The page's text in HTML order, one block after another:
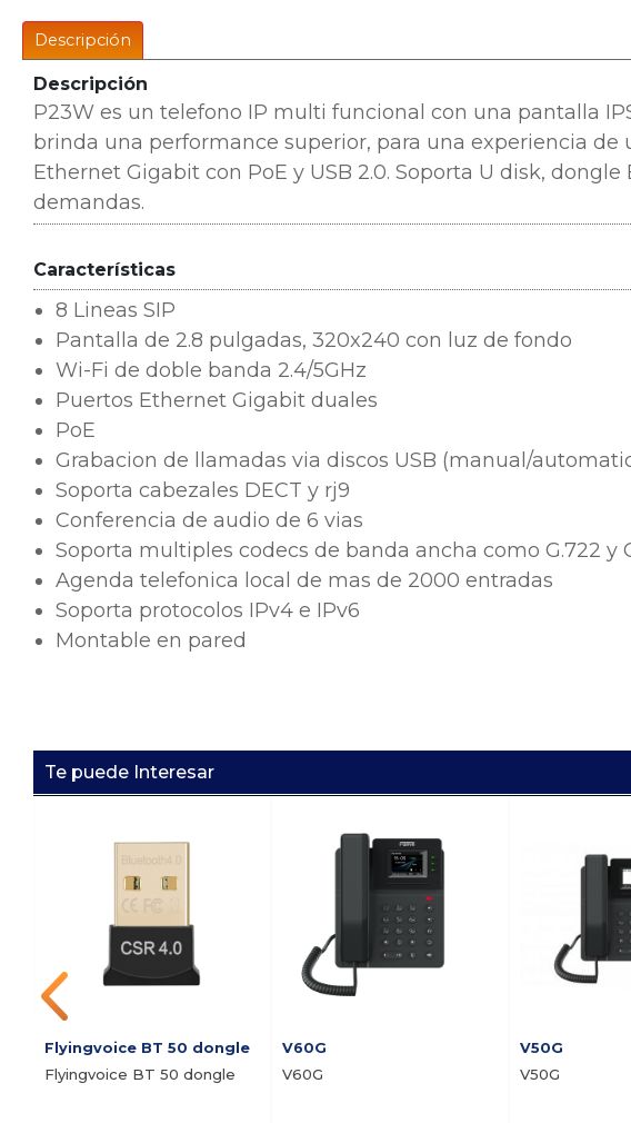
Descripción
Descripción
P23W es un telefono IP multi funcional con una pantalla
brinda una performance superior, para una experiencia de
Ethernet Gigabit con PoE y USB 2.0. Soporta U disk,
demandas.
Características
8 Lineas SIP
Pantalla de 2.8 pulgadas, 320x240 con luz de fondo
Wi-Fi de doble banda 2.4/5GHz
Puertos Ethernet Gigabit duales
PoE
Grabacion de llamadas via discos USB (manual/
Soporta cabezales DECT y rj9
Conferencia de audio de 6 vias
Soporta multiples codecs de banda ancha como G.722 y
Agenda telefonica local de mas de 2000 entradas
Soporta protocolos IPv4 e IPv6
Montable en pared
Te puede Interesar
Flyingvoice BT 50 dongle
Flyingvoice BT 50 dongle
V60G
V60G
V50G
V50G